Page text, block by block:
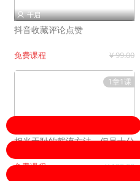
 千启
抖音收藏评论点赞
免费课程 ¥ 99.00
1章1课
相当无耻的截流方法，但是十分
免费课程 ¥ 199.00